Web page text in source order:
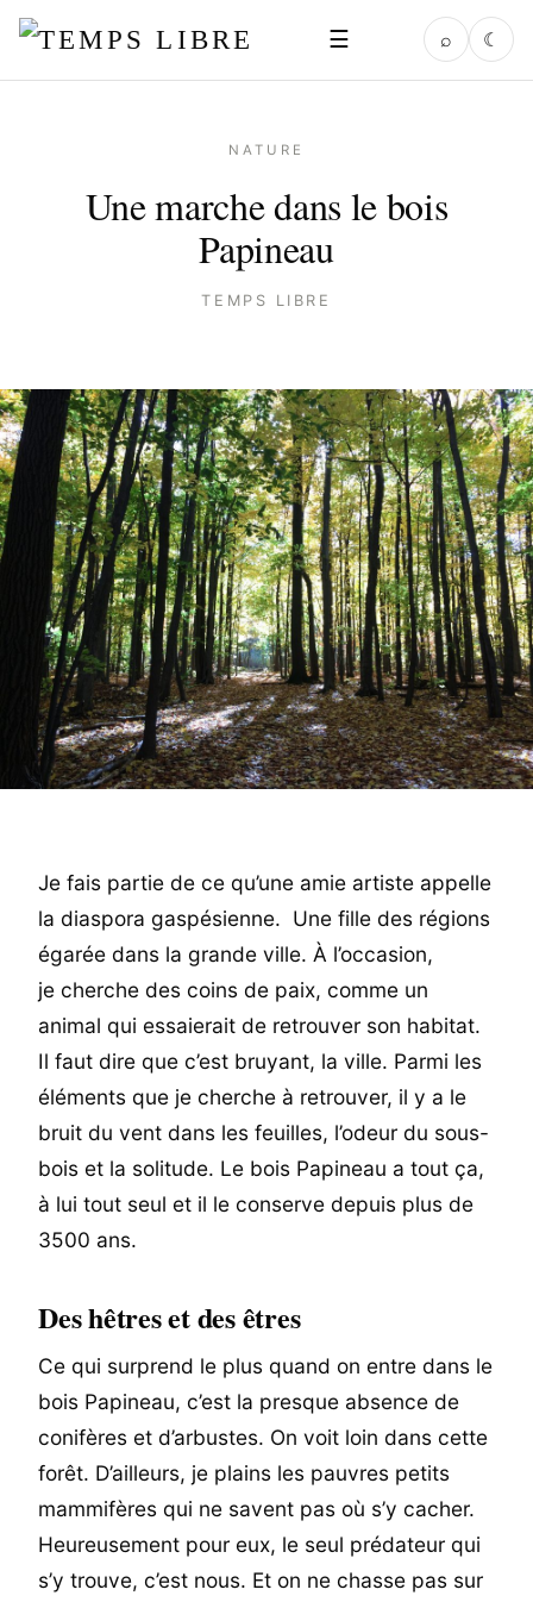
☰ ⌕ ☾
NATURE
Une marche dans le bois
Papineau
TEMPS LIBRE
Je fais partie de ce qu’une amie artiste appelle
la diaspora gaspésienne. Une fille des régions
égarée dans la grande ville. À l’occasion,
je cherche des coins de paix, comme un
animal qui essaierait de retrouver son habitat.
Il faut dire que c’est bruyant, la ville. Parmi les
éléments que je cherche à retrouver, il y a le
bruit du vent dans les feuilles, l’odeur du sous-
bois et la solitude. Le bois Papineau a tout ça,
à lui tout seul et il le conserve depuis plus de
3500 ans.
Des hêtres et des êtres
Ce qui surprend le plus quand on entre dans le
bois Papineau, c’est la presque absence de
conifères et d’arbustes. On voit loin dans cette
forêt. D’ailleurs, je plains les pauvres petits
mammifères qui ne savent pas où s’y cacher.
Heureusement pour eux, le seul prédateur qui
s’y trouve, c’est nous. Et on ne chasse pas sur